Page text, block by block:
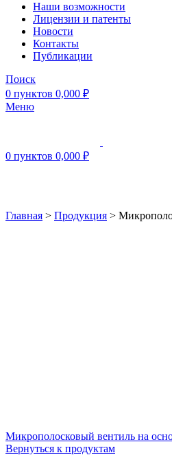
Наши возможности
Лицензии и патенты
Новости
Контакты
Публикации
Поиск
0 пунктов 0,000 ₽
Меню
0 пунктов 0,000 ₽
Главная > Продукция >
Микрополосковый вентиль на
Вернуться к продуктам